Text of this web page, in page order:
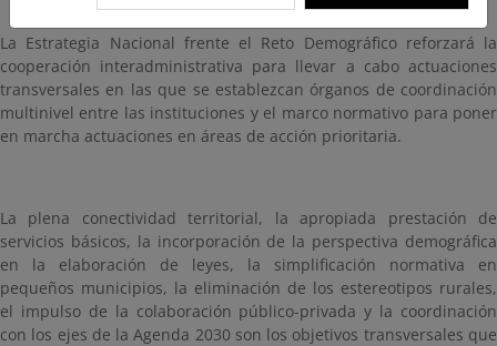
La Estrategia Nacional frente el Reto Demográfico reforzará la
cooperación interadministrativa para llevar a cabo actuaciones
transversales en las que se establezcan órganos de coordinación
multinivel entre las instituciones y el marco normativo para poner
en marcha actuaciones en áreas de acción prioritaria.
La plena conectividad territorial, la apropiada prestación de
servicios básicos, la incorporación de la perspectiva demográfica
en la elaboración de leyes, la simplificación normativa en
pequeños municipios, la eliminación de los estereotipos rurales,
el impulso de la colaboración público-privada y la coordinación
con los ejes de la Agenda 2030 son los objetivos transversales que